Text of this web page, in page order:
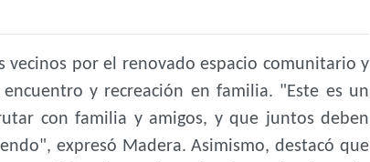
vecinos por el renovado espacio comunitario y
y recreación en familia. "Este es un
con familia y amigos, y que juntos deben
expresó Madera. Asimismo, destacó que